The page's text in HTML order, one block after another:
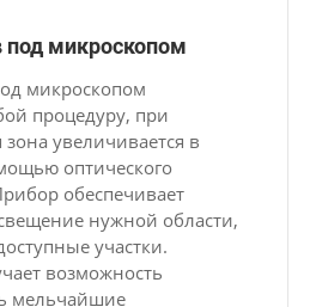
под микроскопом
микроскопом
процедуру, при
увеличивается в
оптического
обеспечивает
нужной области,
участки.
возможность
мельчайшие